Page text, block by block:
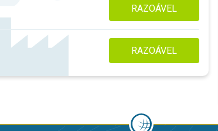
RAZOÁVEL
RAZOÁVEL